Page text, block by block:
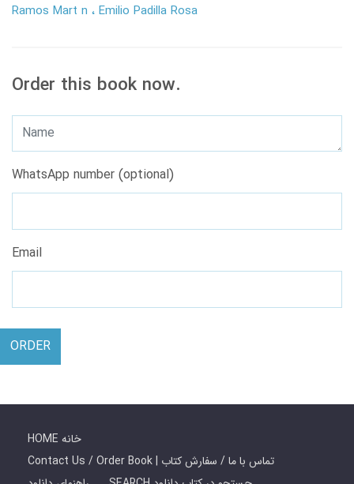
Ramos Mart n
Emilio Padilla Rosa
Order this book now.
WhatsApp number (optional)
Email
ORDER
HOME خانه
Contact Us / Order Book | تماس با ما / سفارش کتاب